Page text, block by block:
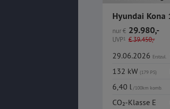
nur€ 29.980,-
UVP1 €39.450,-
29.06.2026 Erstzul.
132 kW (179 PS)
6,40 l/100km komb.
CO₂-Klasse E